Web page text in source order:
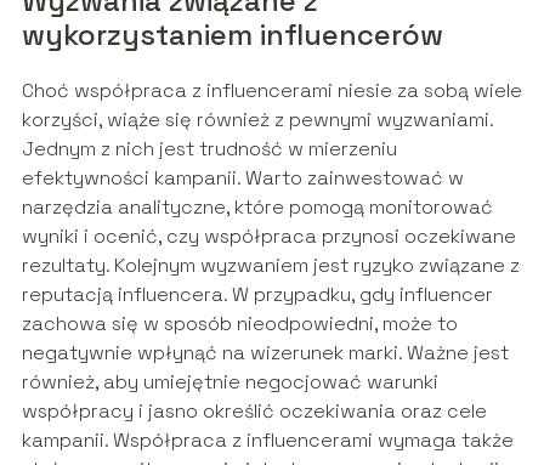
wykorzystaniem influencerów
Choć współpraca z influencerami niesie za sobą wiele
korzyści, wiąże się również z pewnymi wyzwaniami.
Jednym z nich jest trudność w mierzeniu
efektywności kampanii. Warto zainwestować w
narzędzia analityczne, które pomogą monitorować
wyniki i ocenić, czy współpraca przynosi oczekiwane
rezultaty. Kolejnym wyzwaniem jest ryzyko związane z
reputacją influencera. W przypadku, gdy influencer
zachowa się w sposób nieodpowiedni, może to
negatywnie wpłynąć na wizerunek marki. Ważne jest
również, aby umiejętnie negocjować warunki
współpracy i jasno określić oczekiwania oraz cele
kampanii. Współpraca z influencerami wymaga także